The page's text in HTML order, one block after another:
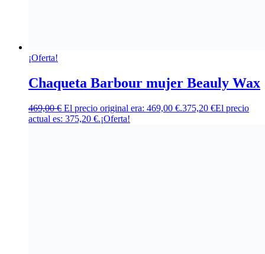
¡Oferta!
Chaqueta Barbour mujer Beauly Wax
469,00€ El precio original era: 469,00 €.375,20 €El precio
actual es: 375,20 €.¡Oferta!